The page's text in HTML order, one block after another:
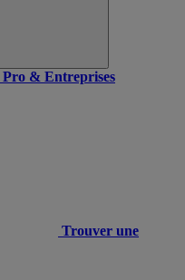
Pro & Entreprises
Trouver une